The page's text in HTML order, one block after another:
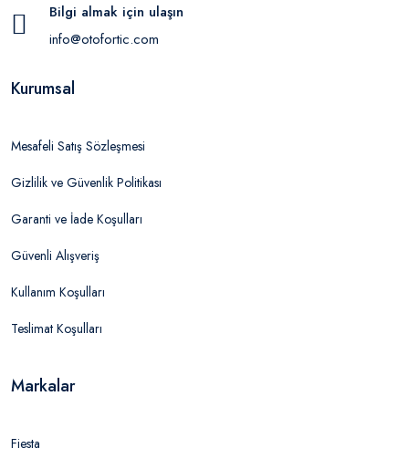
Bilgi almak için ulaşın
info@otofortic.com
Kurumsal
Mesafeli Satış Sözleşmesi
Gizlilik ve Güvenlik Politikası
Garanti ve İade Koşulları
Güvenli Alışveriş
Kullanım Koşulları
Teslimat Koşulları
Markalar
Fiesta